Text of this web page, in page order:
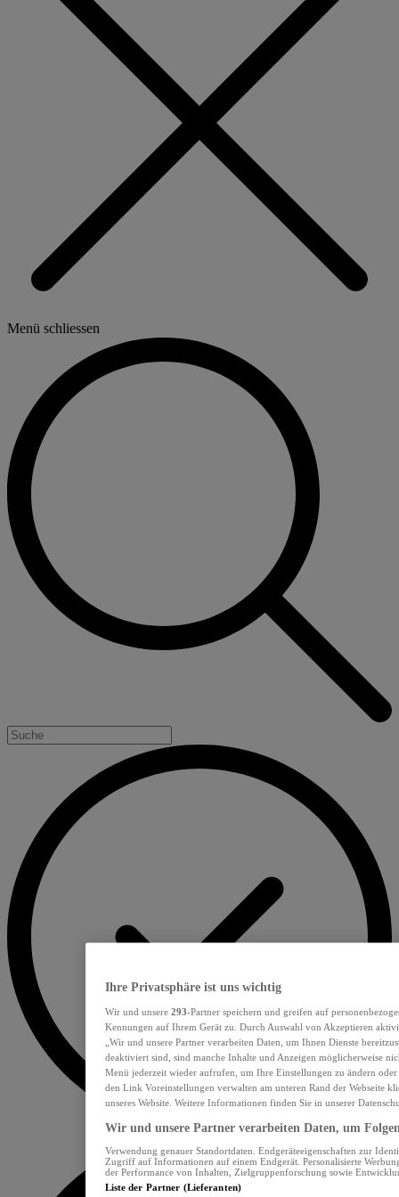
Menü schliessen
Ihre Privatsphäre ist uns wichtig
Wir und unsere 293-Partner speichern und greifen auf
Kennungen auf Ihrem Gerät zu. Durch Auswahl von Akzeptieren
„Wir und unsere Partner verarbeiten Daten, um Ihnen Dienste
deaktiviert sind, sind manche Inhalte und Anzeigen möglicherweise
Menü jederzeit wieder aufrufen, um Ihre Einstellungen zu ändern
den Link Voreinstellungen verwalten am unteren Rand der Webseite
unseres Website. Weitere Informationen finden Sie in unserer
Wir und unsere Partner verarbeiten Daten, um
Verwendung genauer Standortdaten. Endgeräteeigenschaften zur
Zugriff auf Informationen auf einem Endgerät. Personalisierte
der Performance von Inhalten, Zielgruppenforschung sowie
Liste der Partner (Lieferanten)